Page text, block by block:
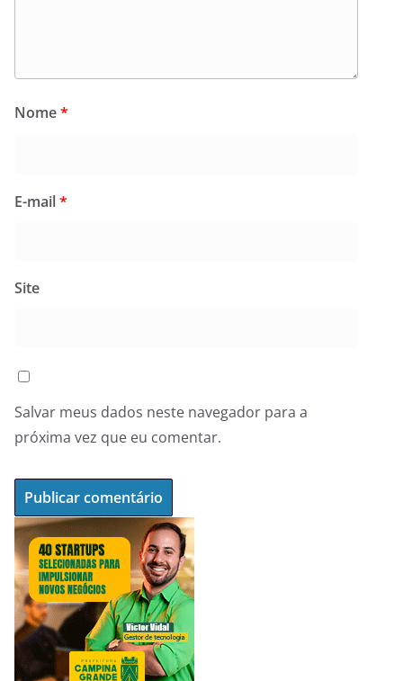
Nome*
E-mail*
Site
Salvar meus dados neste navegador para a
próxima vez que eu comentar.